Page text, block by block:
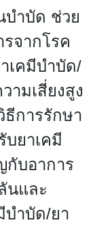
ำบัด ช่วย
จากโรค
เคมีบำบัด/
ามเสี่ยงสูง
การรักษา
บยาเคมี
กับอาการ
นและ
บำบัด/ยา